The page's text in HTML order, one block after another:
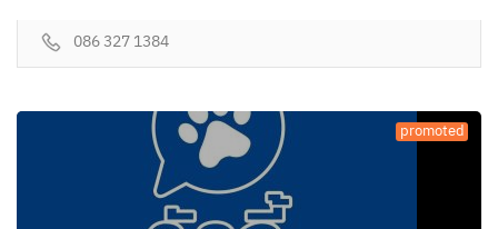
086 327 1384
promoted